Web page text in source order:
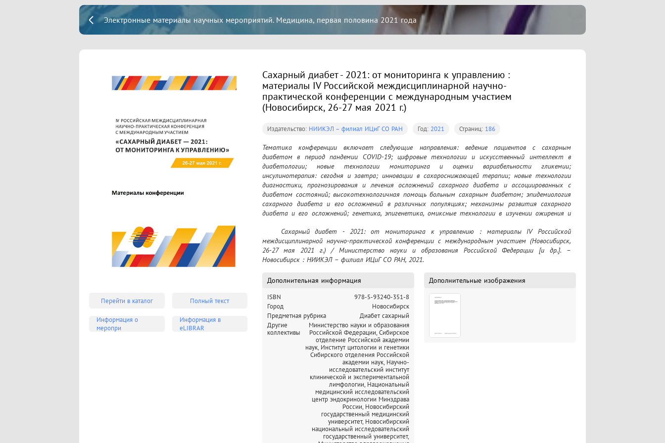
Электронные материалы научных мероприятий. Медицина, первая половина 2021 года
Перейти в каталог Полный текст
Информация о
меропри
Информация в
eLIBRAR
Сахарный диабет - 2021: от мониторинга к управлению :
материалы IV Российской междисциплинарной научно-
практической конференции с международным участием
(Новосибирск, 26-27 мая 2021 г.)
Издательство: НИИКЭЛ – филиал ИЦиГ СО РАН Год: 2021 Страниц: 186
Тематика конференции включает следующие направления: ведение пациентов с сахарным
диабетом в период пандемии COVID-19; цифровые технологии и искусственный интеллект в
диабетологии; новые технологии мониторинга и оценки вариабельности гликемии;
инсулинотерапия: сегодня и завтра; инновации в сахароснижающей терапии; новые технологии
диагностики, прогнозирования и лечения осложнений сахарного диабета и ассоциированных с
диабетом состояний; высокотехнологичная помощь больным сахарным диабетом; эпидемиология
сахарного диабета и его осложнений в различных популяциях; механизмы развития сахарного
диабета и его осложнений; генетика, эпигенетика, омиксные технологии в изучении ожирения и
метаболическая хирургия.
междисциплинарной научно-практической конференции с международным участием (Новосибирск,
26-27 мая 2021 г.) / Министерство науки и образования Российской Федерации [и др.]. –
Новосибирск : НИИКЭЛ – филиал ИЦиГ СО РАН, 2021.
Дополнительная информация
ISBN
978-5-93240-351-8
Город
Новосибирск
Предметная рубрика
Диабет сахарный
Другие
коллективы
Министерство науки и образования
Российской Федерации, Cибирское
отделение Российской академии
наук, Институт цитологии и генетики
Сибирского отделения Российской
академии наук, Научно-
исследовательский институт
клинической и экспериментальной
лимфологии, Национальный
медицинский исследовательский
центр эндокринологии Минздрава
России, Новосибирский
государственный медицинский
университет, Новосибирский
национальный исследовательский
государственный университет,
Дополнительные изображения